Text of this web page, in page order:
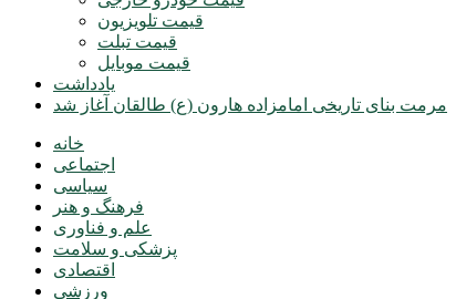
قیمت تلویزیون
قیمت تبلت
قیمت موبایل
یادداشت
مرمت بنای تاریخی امامزاده هارون (ع) طالقان آغاز شد
خانه
اجتماعی
سیاسی
فرهنگ و هنر
علم و فناوری
پزشکی و سلامت
اقتصادی
ورزشی